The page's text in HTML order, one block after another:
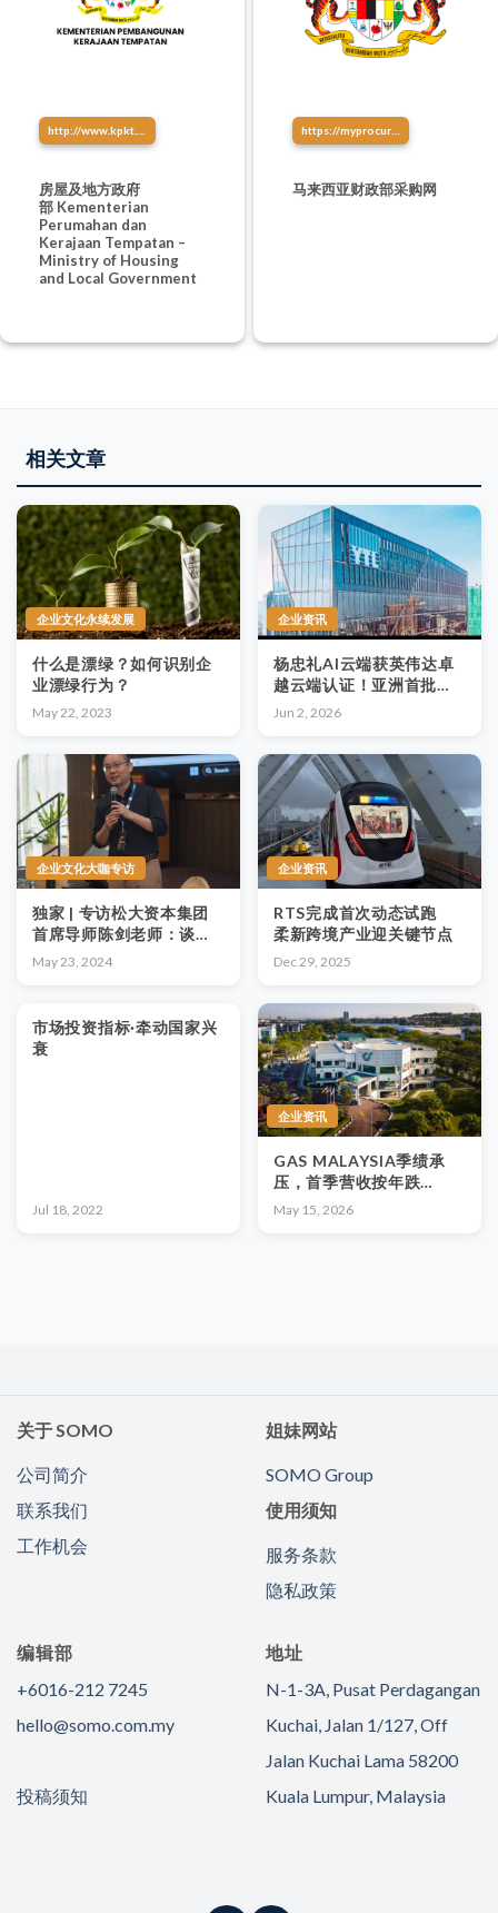
房屋及地方政府
部 Kementerian
Perumahan dan
Kerajaan Tempatan –
Ministry of Housing
and Local Government
https://myprocurement.treasury.gov.my/
马来西亚财政部采购网
相关文章
企业文化永续发展
什么是漂绿？如何识别企
业漂绿行为？
May 22, 2023
企业资讯
杨忠礼AI云端获英伟达卓
越云端认证！亚洲首批，
全球仅六家，跻身AI算力
Jun 2, 2026
企业文化大咖专访
独家 | 专访松大资本集团
首席导师陈剑老师：谈
ESG & SDGS、企业文
May 23, 2024
企业资讯
RTS完成首次动态试跑
柔新跨境产业迎关键节点
Dec 29, 2025
市场投资指标·牵动国家兴
衰
Jul 18, 2022
企业资讯
GAS MALAYSIA季绩承
压，首季营收按年跌
13.7%至16亿令吉；同期
May 15, 2026
关于 SOMO
公司简介
联系我们
工作机会
姐妹网站
SOMO Group
使用须知
服务条款
隐私政策
编辑部
+6016-212 7245
hello@somo.com.my
投稿须知
地址
N-1-3A, Pusat Perdagangan
Kuchai, Jalan 1/127, Off
Jalan Kuchai Lama 58200
Kuala Lumpur, Malaysia